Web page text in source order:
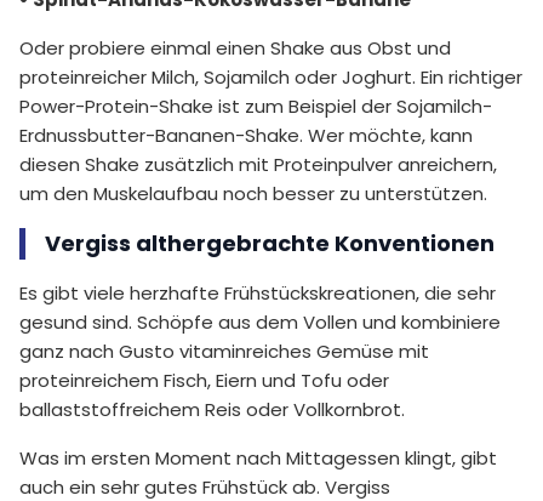
Oder probiere einmal einen Shake aus Obst und
proteinreicher Milch, Sojamilch oder Joghurt. Ein richtiger
Power-Protein-Shake ist zum Beispiel der Sojamilch-
Erdnussbutter-Bananen-Shake. Wer möchte, kann
diesen Shake zusätzlich mit Proteinpulver anreichern,
um den Muskelaufbau noch besser zu unterstützen.
Vergiss althergebrachte Konventionen
Es gibt viele herzhafte Frühstückskreationen, die sehr
gesund sind. Schöpfe aus dem Vollen und kombiniere
ganz nach Gusto vitaminreiches Gemüse mit
proteinreichem Fisch, Eiern und Tofu oder
ballaststoffreichem Reis oder Vollkornbrot.
Was im ersten Moment nach Mittagessen klingt, gibt
auch ein sehr gutes Frühstück ab. Vergiss